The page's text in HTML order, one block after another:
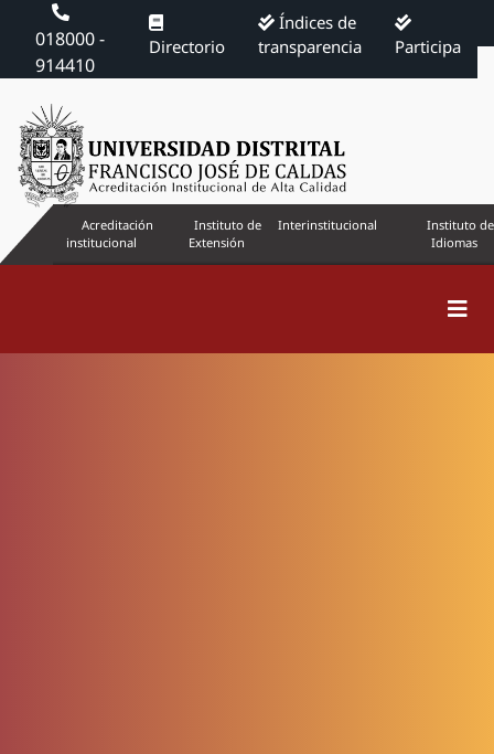
018000 -
914410
Directorio
Índices de
transparencia
Participa
Acreditación
institucional
Instituto de
Extensión
Interinstitucional
Instituto de
Idiomas